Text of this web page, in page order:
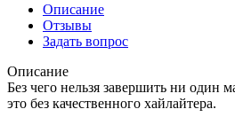
Описание
Отзывы
Задать вопрос
Описание
Без чего нельзя завершить ни один
это без качественного хайлайтера.